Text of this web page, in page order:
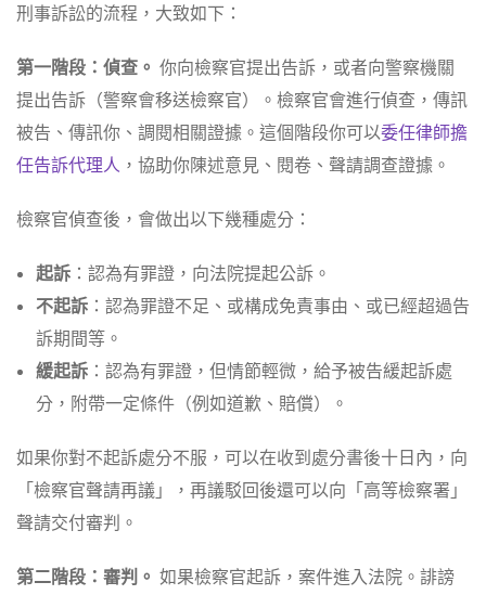
刑事訴訟的流程，大致如下：
第一階段：偵查。 你向檢察官提出告訴，或者向警察機關
提出告訴（警察會移送檢察官）。檢察官會進行偵查，傳訊
被告、傳訊你、調閱相關證據。這個階段你可以委任律師擔
任告訴代理人 ，協助你陳述意見、閱卷、聲請調查證據。
檢察官偵查後，會做出以下幾種處分：
起訴 ：認為有罪證，向法院提起公訴。
不起訴 ：認為罪證不足、或構成免責事由、或已經超過告
訴期間等。
緩起訴 ：認為有罪證，但情節輕微，給予被告緩起訴處
分，附帶一定條件（例如道歉、賠償）。
如果你對不起訴處分不服，可以在收到處分書後十日內，向
「檢察官聲請再議」，再議駁回後還可以向「高等檢察署」
聲請交付審判。
第二階段：審判。 如果檢察官起訴，案件進入法院。誹謗